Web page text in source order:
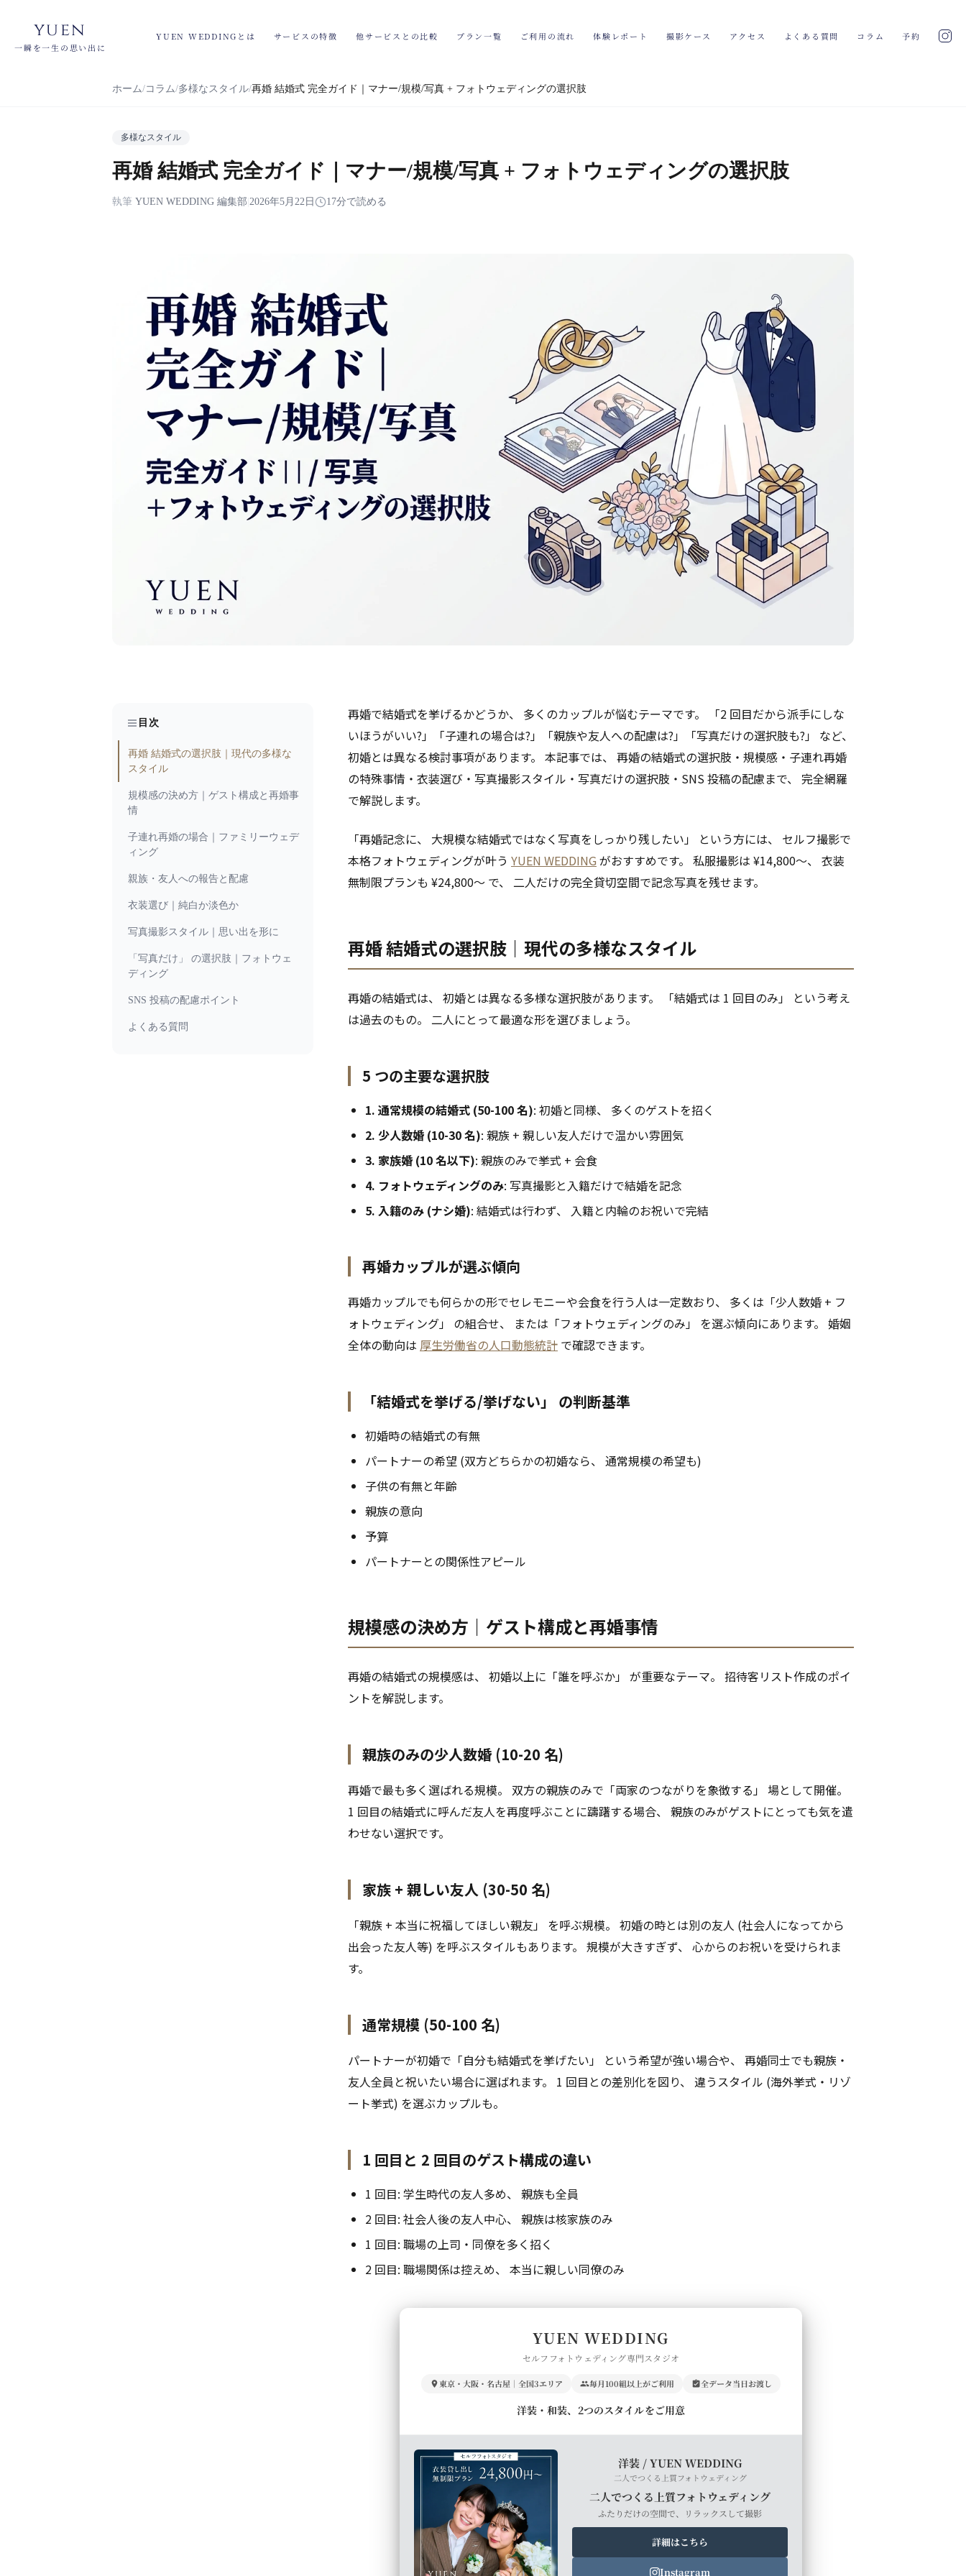
yuen
一瞬を一生の思い出に
YUEN WEDDINGとは サービスの特徴 他サービスとの比較 プラン一覧 ご利用の流れ 体験レポート 撮影ケース アクセス よくある質問 コラム 予約
ホーム コラム 多様なスタイル 再婚 結婚式 完全ガイド｜マナー/規模/写真 + フォトウェディングの選択肢
多様なスタイル
再婚 結婚式 完全ガイド｜マナー/規模/写真 + フォトウェディングの選択肢
執筆 YUEN WEDDING 編集部 2026年5月22日 17分で読める
目次
再婚 結婚式の選択肢｜現代の多様な
スタイル
規模感の決め方｜ゲスト構成と再婚事
情
子連れ再婚の場合｜ファミリーウェデ
ィング
親族・友人への報告と配慮
衣装選び｜純白か淡色か
写真撮影スタイル｜思い出を形に
「写真だけ」 の選択肢｜フォトウェ
ディング
SNS 投稿の配慮ポイント
よくある質問
再婚で結婚式を挙げるかどうか、 多くのカップルが悩むテーマです。 「2 回目だから派手にしな
いほうがいい?」「子連れの場合は?」「親族や友人への配慮は?」「写真だけの選択肢も?」 など、
初婚とは異なる検討事項があります。 本記事では、 再婚の結婚式の選択肢・規模感・子連れ再婚
の特殊事情・衣装選び・写真撮影スタイル・写真だけの選択肢・SNS 投稿の配慮まで、 完全網羅
で解説します。
「再婚記念に、 大規模な結婚式ではなく写真をしっかり残したい」 という方には、 セルフ撮影で
本格フォトウェディングが叶う YUEN WEDDINGがおすすめです。 私服撮影は ¥14,800〜、 衣装
無制限プランも ¥24,800〜 で、 二人だけの完全貸切空間で記念写真を残せます。
再婚 結婚式の選択肢｜現代の多様なスタイル
再婚の結婚式は、 初婚とは異なる多様な選択肢があります。 「結婚式は 1 回目のみ」 という考え
は過去のもの。 二人にとって最適な形を選びましょう。
5 つの主要な選択肢
1. 通常規模の結婚式 (50-100 名): 初婚と同様、 多くのゲストを招く
2. 少人数婚 (10-30 名): 親族 + 親しい友人だけで温かい雰囲気
3. 家族婚 (10 名以下): 親族のみで挙式 + 会食
4. フォトウェディングのみ: 写真撮影と入籍だけで結婚を記念
5. 入籍のみ (ナシ婚): 結婚式は行わず、 入籍と内輪のお祝いで完結
再婚カップルが選ぶ傾向
再婚カップルでも何らかの形でセレモニーや会食を行う人は一定数おり、 多くは「少人数婚 + フ
ォトウェディング」 の組合せ、 または「フォトウェディングのみ」 を選ぶ傾向にあります。 婚姻
全体の動向は 厚生労働省の人口動態統計 で確認できます。
「結婚式を挙げる/挙げない」 の判断基準
初婚時の結婚式の有無
パートナーの希望 (双方どちらかの初婚なら、 通常規模の希望も)
子供の有無と年齢
親族の意向
予算
パートナーとの関係性アピール
規模感の決め方｜ゲスト構成と再婚事情
再婚の結婚式の規模感は、 初婚以上に「誰を呼ぶか」 が重要なテーマ。 招待客リスト作成のポイ
ントを解説します。
親族のみの少人数婚 (10-20 名)
再婚で最も多く選ばれる規模。 双方の親族のみで「両家のつながりを象徴する」 場として開催。
1 回目の結婚式に呼んだ友人を再度呼ぶことに躊躇する場合、 親族のみがゲストにとっても気を遣
わせない選択です。
家族 + 親しい友人 (30-50 名)
「親族 + 本当に祝福してほしい親友」 を呼ぶ規模。 初婚の時とは別の友人 (社会人になってから
出会った友人等) を呼ぶスタイルもあります。 規模が大きすぎず、 心からのお祝いを受けられま
す。
通常規模 (50-100 名)
パートナーが初婚で「自分も結婚式を挙げたい」 という希望が強い場合や、 再婚同士でも親族・
友人全員と祝いたい場合に選ばれます。 1 回目との差別化を図り、 違うスタイル (海外挙式・リゾ
ート挙式) を選ぶカップルも。
1 回目と 2 回目のゲスト構成の違い
1 回目: 学生時代の友人多め、 親族も全員
2 回目: 社会人後の友人中心、 親族は核家族のみ
1 回目: 職場の上司・同僚を多く招く
2 回目: 職場関係は控えめ、 本当に親しい同僚のみ
YUEN WEDDING
セルフフォトウェディング専門スタジオ
東京・大阪・名古屋｜全国3エリア 毎月100組以上がご利用 全データ当日お渡し
洋装・和装、2つのスタイルをご用意
洋装 / YUEN WEDDING
二人でつくる上質フォトウェディング
二人でつくる上質フォトウェディング
ふたりだけの空間で、リラックスして撮影
詳細はこちら
Instagram